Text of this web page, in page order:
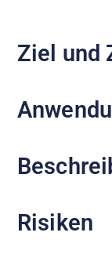
Ziel und
Risiken